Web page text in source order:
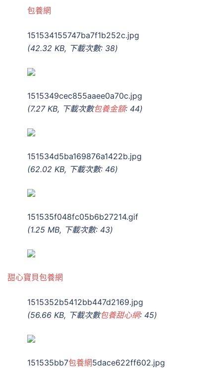
包養網
151534155747ba7f1b252c.jpg
(42.32 KB, 下載次數: 38)
1515349cec855aaee0a70c.jpg
(7.27 KB, 下載次數包養金額: 44)
151534d5ba169876a1422b.jpg
(62.02 KB, 下載次數: 46)
151535f048fc05b6b27214.gif
(1.25 MB, 下載次數: 43)
甜心寶貝包養網
1515352b5412bb447d2169.jpg
(56.66 KB, 下載次數包養甜心網: 45)
151535bb7包養網5dace622ff602.jpg